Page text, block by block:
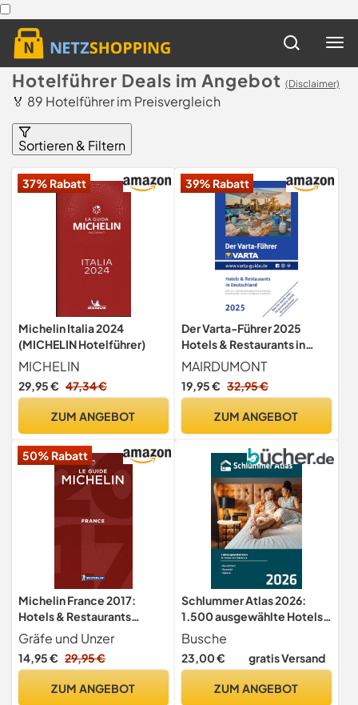
Hotelführer Deals im Angebot (Disclaimer)
🏅 89 Hotelführer im Preisvergleich
Sortieren & Filtern
37% Rabatt
Michelin Italia 2024
(MICHELIN Hotelführer)
MICHELIN
29,95 € 47,34 €
ZUM ANGEBOT
39% Rabatt
Der Varta-Führer 2025
Hotels & Restaurants in
Deutschland (VARTA Hotel-
und Restaurantführer)
MAIRDUMONT
19,95 € 32,95 €
ZUM ANGEBOT
50% Rabatt
Michelin France 2017:
Hotels & Restaurants
(MICHELIN Hotelführer)
Gräfe und Unzer
14,95 € 29,95 €
ZUM ANGEBOT
Schlummer Atlas 2026:
1.500 ausgewählte Hotels
für Urlaub und Städtetrip
Busche
23,00 € gratis Versand
ZUM ANGEBOT